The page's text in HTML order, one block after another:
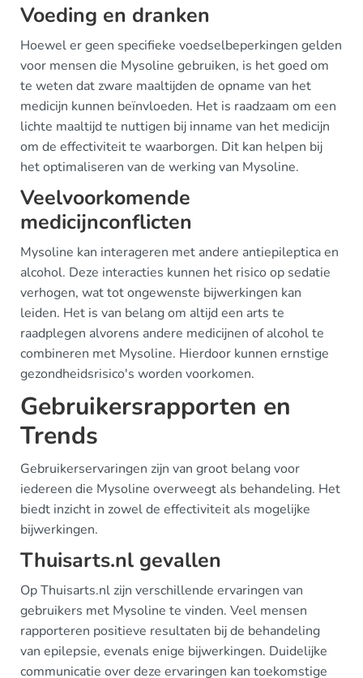
Voeding en dranken
Hoewel er geen specifieke voedselbeperkingen gelden
voor mensen die Mysoline gebruiken, is het goed om
te weten dat zware maaltijden de opname van het
medicijn kunnen beïnvloeden. Het is raadzaam om een
lichte maaltijd te nuttigen bij inname van het medicijn
om de effectiviteit te waarborgen. Dit kan helpen bij
het optimaliseren van de werking van Mysoline.
Veelvoorkomende
medicijnconflicten
Mysoline kan interageren met andere antiepileptica en
alcohol. Deze interacties kunnen het risico op sedatie
verhogen, wat tot ongewenste bijwerkingen kan
leiden. Het is van belang om altijd een arts te
raadplegen alvorens andere medicijnen of alcohol te
combineren met Mysoline. Hierdoor kunnen ernstige
gezondheidsrisico's worden voorkomen.
Gebruikersrapporten en
Trends
Gebruikerservaringen zijn van groot belang voor
iedereen die Mysoline overweegt als behandeling. Het
biedt inzicht in zowel de effectiviteit als mogelijke
bijwerkingen.
Thuisarts.nl gevallen
Op Thuisarts.nl zijn verschillende ervaringen van
gebruikers met Mysoline te vinden. Veel mensen
rapporteren positieve resultaten bij de behandeling
van epilepsie, evenals enige bijwerkingen. Duidelijke
communicatie over deze ervaringen kan toekomstige